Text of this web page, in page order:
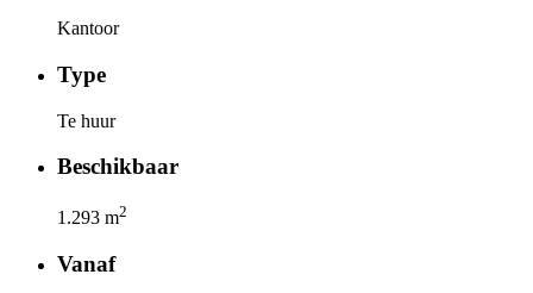
Kantoor
Type
Te huur
Beschikbaar
1.293 m2
Vanaf